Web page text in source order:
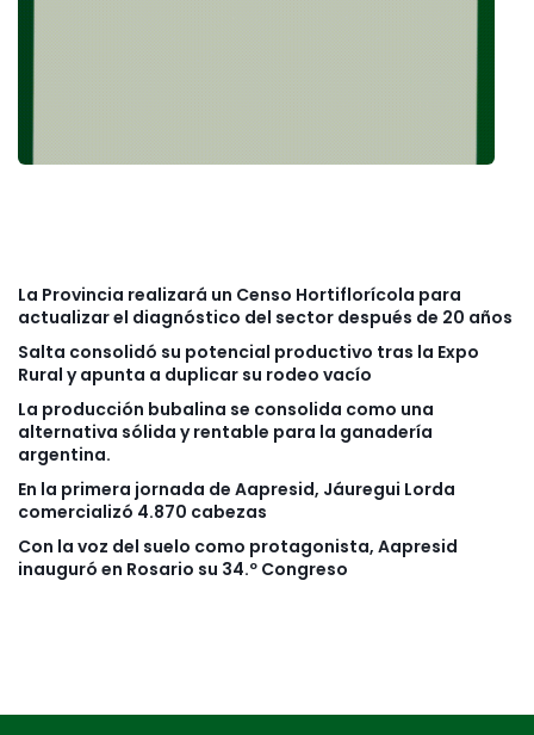
La Provincia realizará un Censo Hortiflorícola para
actualizar el diagnóstico del sector después de 20 años
Salta consolidó su potencial productivo tras la Expo
Rural y apunta a duplicar su rodeo vacío
La producción bubalina se consolida como una
alternativa sólida y rentable para la ganadería
argentina.
En la primera jornada de Aapresid, Jáuregui Lorda
comercializó 4.870 cabezas
Con la voz del suelo como protagonista, Aapresid
inauguró en Rosario su 34.º Congreso